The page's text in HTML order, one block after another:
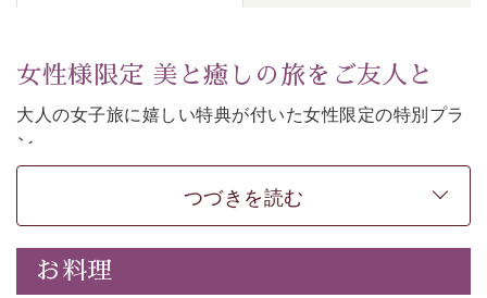
女性様限定 美と癒しの旅をご友人と
大人の女子旅に嬉しい特典が付いた女性限定の特別プラ
ン。
女性同士の癒しの旅を愉しみたいならこちら。
-----------【安心への取り組み】----------
個室料亭、貸切風呂のご利用が可能な上、 安心安全にご
滞在いただけるよう
30項目以上からなる独自の衛生・消毒プログラムの基、
つづきを読む
お料理